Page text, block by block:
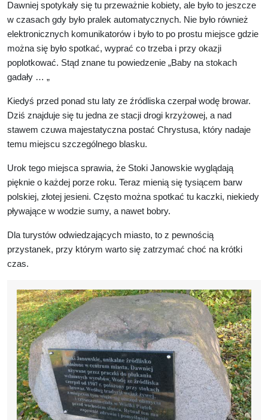
Dawniej spotykały się tu przeważnie kobiety, ale było to jeszcze
w czasach gdy było pralek automatycznych. Nie było również
elektronicznych komunikatorów i było to po prostu miejsce gdzie
można się było spotkać, wyprać co trzeba i przy okazji
poplotkować. Stąd znane tu powiedzenie „Baby na stokach
gadały … „
Kiedyś przed ponad stu laty ze źródliska czerpał wodę browar.
Dziś znajduje się tu jedna ze stacji drogi krzyżowej, a nad
stawem czuwa majestatyczna postać Chrystusa, który nadaje
temu miejscu szczególnego blasku.
Urok tego miejsca sprawia, że Stoki Janowskie wyglądają
pięknie o każdej porze roku. Teraz mienią się tysiącem barw
polskiej, złotej jesieni. Często można spotkać tu kaczki, niekiedy
pływające w wodzie sumy, a nawet bobry.
Dla turystów odwiedzających miasto, to z pewnością
przystanek, przy którym warto się zatrzymać choć na krótki
czas.